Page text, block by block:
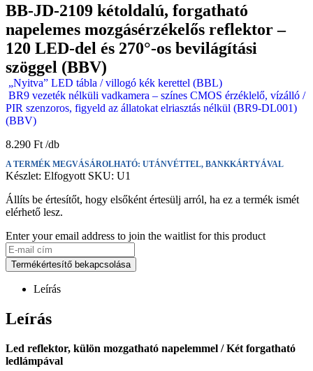
BB-JD-2109 kétoldalú, forgatható
napelemes mozgásérzékelős reflektor –
120 LED-del és 270°-os bevilágítási
szöggel (BBV)
„Nyitva” LED tábla / villogó kék kerettel (BBL)
BR9 vezeték nélküli vadkamera – színes CMOS érzéklelő, vízálló /
PIR szenzoros, figyeld az állatokat elriasztás nélkül (BR9-DL001)
(BBV)
8.290 Ft
A TERMÉK MEGVÁSÁROLHATÓ: UTÁNVÉTTEL, BANKKÁRTYÁVAL
Készlet: Elfogyott SKU: U1
Állíts be értesítőt, hogy elsőként értesülj arról, ha ez a termék ismét
elérhető lesz.
Enter your email address to join the waitlist for this product
Termékértesítő bekapcsolása
Leírás
Leírás
Led reflektor, külön mozgatható napelemmel / Két forgatható
ledlámpával